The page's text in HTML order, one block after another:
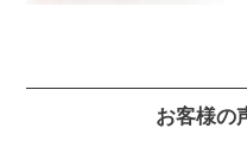
お客様の